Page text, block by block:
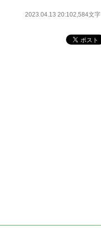
2023.04.13 20:102,584文字